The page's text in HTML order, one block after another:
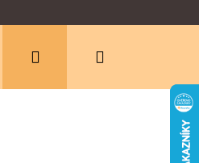
Ergonomická nosítka
PřihlášeníNákupní